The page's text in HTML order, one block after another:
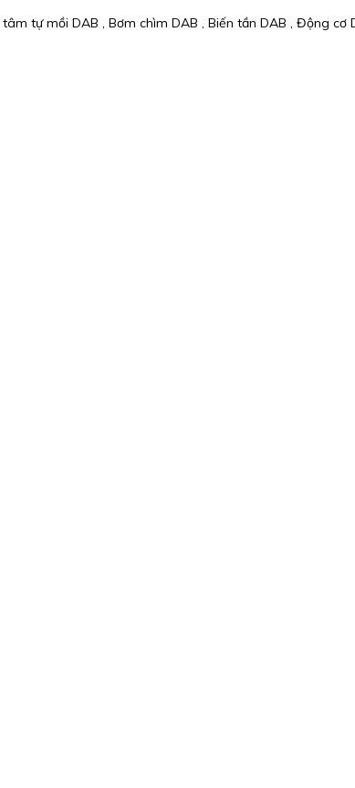
tự mồi DAB , Bơm chìm DAB , Biến tần DAB , Động cơ